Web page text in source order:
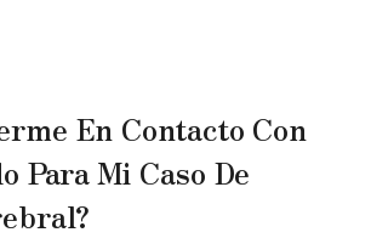
En Contacto Con
Para Mi Caso De